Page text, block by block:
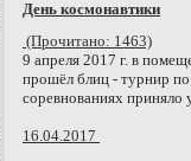
День космонавтики
(Прочитано: 1463)
9 апреля 2017 г. в
прошёл блиц - турнир
соревнованиях приняло
16.04.2017